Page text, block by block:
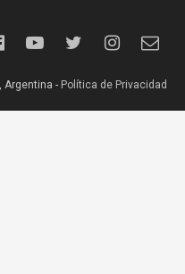
Argentina - Política de Privacidad